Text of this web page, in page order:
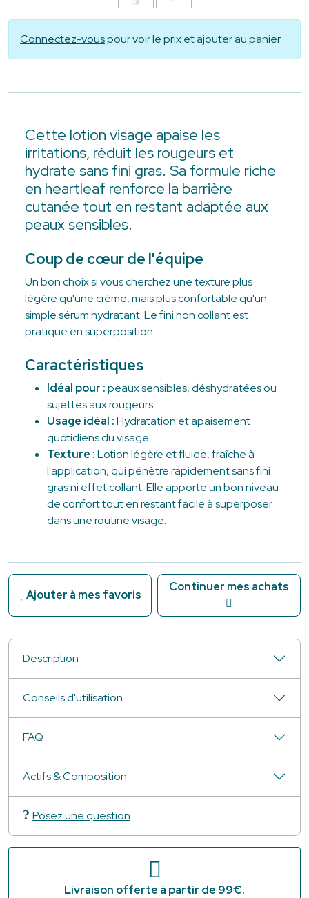
Connectez-vouspour voir le prix et ajouter au panier
Cette lotion visage apaise les
irritations, réduit les rougeurs et
hydrate sans fini gras. Sa formule riche
en heartleaf renforce la barrière
cutanée tout en restant adaptée aux
peaux sensibles.
Coup de cœur de l'équipe
Un bon choix si vous cherchez une texture plus
légère qu'une crème, mais plus confortable qu'un
simple sérum hydratant. Le fini non collant est
pratique en superposition.
Caractéristiques
Idéal pour :peaux sensibles, déshydratées ou
sujettes aux rougeurs
Usage idéal :Hydratation et apaisement
quotidiens du visage
Texture :Lotion légère et fluide, fraîche à
l'application, qui pénètre rapidement sans fini
gras ni effet collant. Elle apporte un bon niveau
de confort tout en restant facile à superposer
dans une routine visage.
Ajouter à mes favoris
Continuer mes achats
Description
Conseils d'utilisation
FAQ
Actifs & Composition
Posez une question
Livraison offerte à partir de 99€.